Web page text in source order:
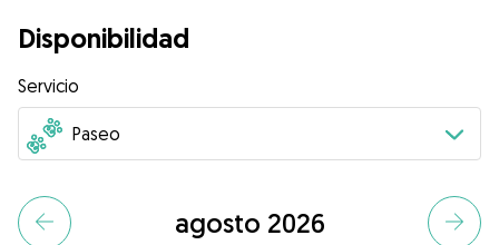
Disponibilidad
Servicio
agosto 2026